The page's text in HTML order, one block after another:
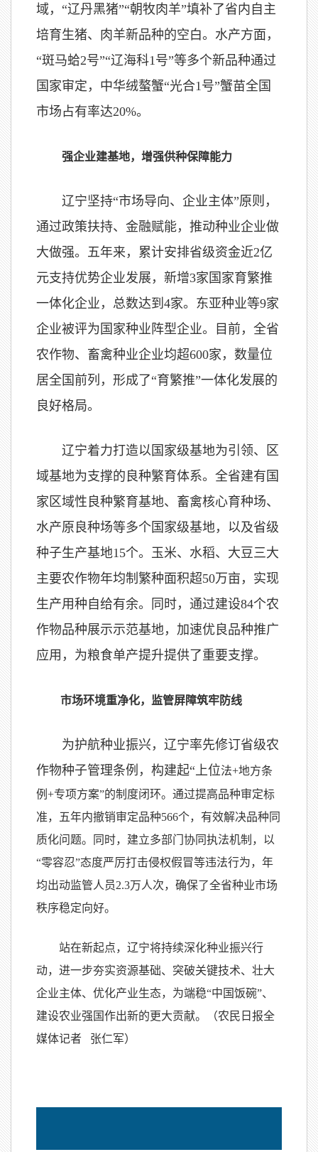
域，“辽丹黑猪”“朝牧肉羊”填补了省内自主
培育生猪、肉羊新品种的空白。水产方面，
“斑马蛤2号”“辽海科1号”等多个新品种通过
国家审定，中华绒螯蟹“光合1号”蟹苗全国
市场占有率达20%。
强企业建基地，增强供种保障能力
辽宁坚持“市场导向、企业主体”原则，
通过政策扶持、金融赋能，推动种业企业做
大做强。五年来，累计安排省级资金近2亿
元支持优势企业发展，新增3家国家育繁推
一体化企业，总数达到4家。东亚种业等9家
企业被评为国家种业阵型企业。目前，全省
农作物、畜禽种业企业均超600家，数量位
居全国前列，形成了“育繁推”一体化发展的
良好格局。
辽宁着力打造以国家级基地为引领、区
域基地为支撑的良种繁育体系。全省建有国
家区域性良种繁育基地、畜禽核心育种场、
水产原良种场等多个国家级基地，以及省级
种子生产基地15个。玉米、水稻、大豆三大
主要农作物年均制繁种面积超50万亩，实现
生产用种自给有余。同时，通过建设84个农
作物品种展示示范基地，加速优良品种推广
应用，为粮食单产提升提供了重要支撑。
市场环境重净化，监管屏障筑牢防线
为护航种业振兴，辽宁率先修订省级农
作物种子管理条例，构建起“上位法+地方条
例+专项方案”的制度闭环。通过提高品种审定标
准，五年内撤销审定品种566个，有效解决品种同
质化问题。同时，建立多部门协同执法机制，以
“零容忍”态度严厉打击侵权假冒等违法行为，年
均出动监管人员2.3万人次，确保了全省种业市场
秩序稳定向好。
站在新起点，辽宁将持续深化种业振兴行
动，进一步夯实资源基础、突破关键技术、壮大
企业主体、优化产业生态，为端稳“中国饭碗”、
建设农业强国作出新的更大贡献。（农民日报全
媒体记者 张仁军）